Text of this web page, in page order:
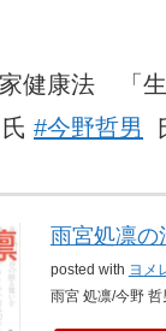
健康法 「
#今野哲男
雨宮処凛の
posted with ヨメ
雨宮 処凛/今野